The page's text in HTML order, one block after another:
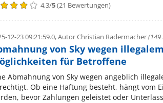
4,3/5(21 Bewertungen)
12-23 09:21:59.0,Autor Christian Radermacher(149
von Sky wegen
für Betroffene
Abmahnung von Sky wegen angeblich
Ob eine Haftung besteht, hängt vom
bevor Zahlungen geleistet oder